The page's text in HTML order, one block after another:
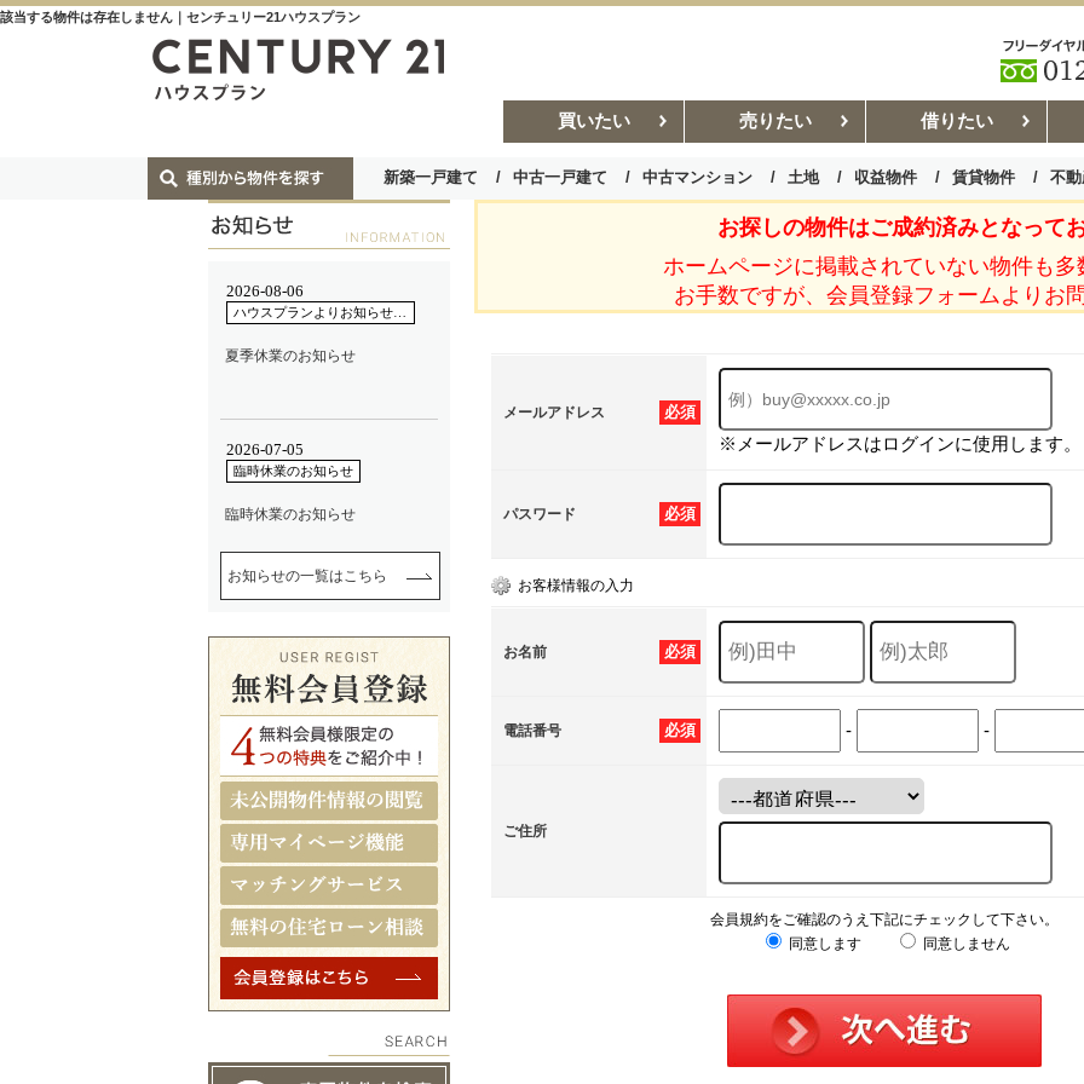
該当する物件は存在しません｜センチュリー21ハウスプラン
買いたい 売りたい 借りたい
新築一戸建て 中古一戸建て 中古マンション 土地 収益物件 賃貸物件 不
お部屋探しコラム 賃貸管理コ
お探しの物件はご成約済みとなってお
ホームページに掲載されていない物件も多
お手数ですが、会員登録フォームよりお
必須
メールアドレス
※メールアドレスはログインに使用します。
必須
パスワード
お客様情報の入力
必須
お名前
必須
電話番号 - -
ご住所
会員規約をご確認のうえ下記にチェックして下さい。
同意します
同意しません
お知らせの一覧はこちら